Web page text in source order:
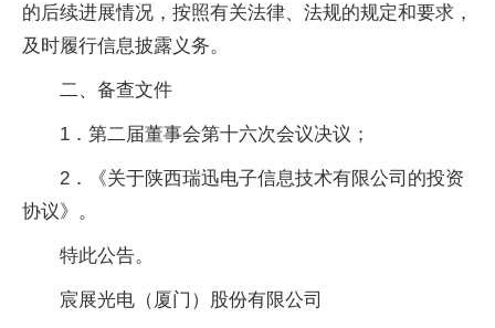
的后续进展情况，按照有关法律、法规的规定和要求，
及时履行信息披露义务。
二、备查文件
1．第二届董事会第十六次会议决议；
2．《关于陕西瑞迅电子信息技术有限公司的投资
协议》。
特此公告。
宸展光电（厦门）股份有限公司